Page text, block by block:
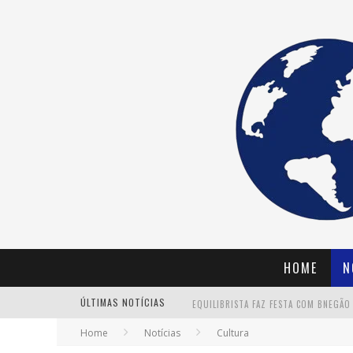
HOME
ÚLTIMAS NOTÍCIAS
Home Notícias Cultura